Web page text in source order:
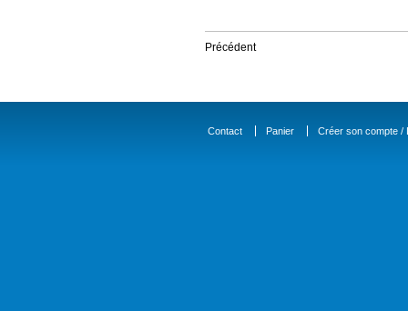
Précédent
Contact Panier Créer son compte /